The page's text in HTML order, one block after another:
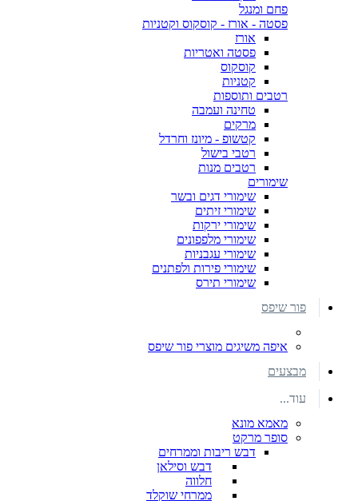
פחם ומנגל
פסטה - אורז - קוסקוס וקטניות
אורז
פסטה ואטריות
קוסקוס
קטניות
רטבים ותוספות
טחינה ועמבה
מרקים
קטשופ - מיונז וחרדל
רטבי בישול
רטבים מנות
שימורים
שימורי דגים ובשר
שימורי זיתים
שימורי ירקות
שימורי מלפפונים
שימורי עגבניות
שימורי פירות ולפתנים
שימורי תירס
פור שיפס
איפה משיגים מוצרי פור שיפס
מבצעים
עוד...
מאמא מונא
סופר מרקט
דבש ריבות וממרחים
דבש וסילאן
חלווה
ממרחי שוקלד